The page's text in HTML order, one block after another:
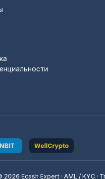
2026 Ecash Expert · AML / KYC ·